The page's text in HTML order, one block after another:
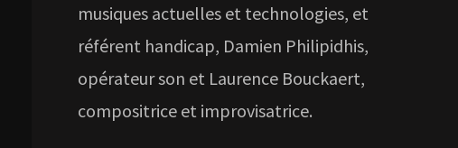
musiques actuelles et technologies, et
référent handicap, Damien Philipidhis,
opérateur son et Laurence Bouckaert,
compositrice et improvisatrice.